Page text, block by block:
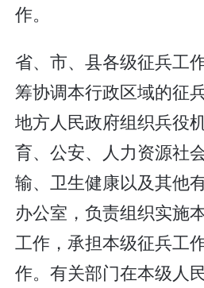
作。
省、市、县各级征兵工
筹协调本行政区域的征
地方人民政府组织兵役
育、公安、人力资源社
输、卫生健康以及其他
办公室，负责组织实施
工作，承担本级征兵工
作。有关部门在本级人